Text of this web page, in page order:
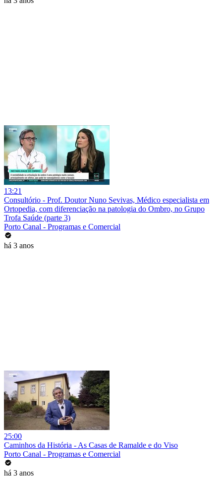
13:21
Consultório - Prof. Doutor Nuno Sevivas, Médico especialista em
Ortopedia, com diferenciação na patologia do Ombro, no Grupo
Trofa Saúde (parte 3)
Porto Canal - Programas e Comercial
há 3 anos
25:00
Caminhos da História - As Casas de Ramalde e do Viso
Porto Canal - Programas e Comercial
há 3 anos